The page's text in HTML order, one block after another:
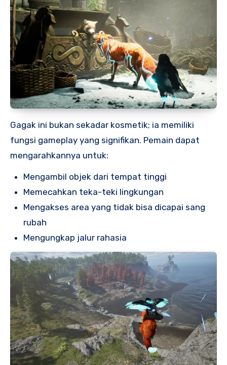
Gagak ini bukan sekadar kosmetik; ia memiliki
fungsi gameplay yang signifikan. Pemain dapat
mengarahkannya untuk:
Mengambil objek dari tempat tinggi
Memecahkan teka-teki lingkungan
Mengakses area yang tidak bisa dicapai sang
rubah
Mengungkap jalur rahasia